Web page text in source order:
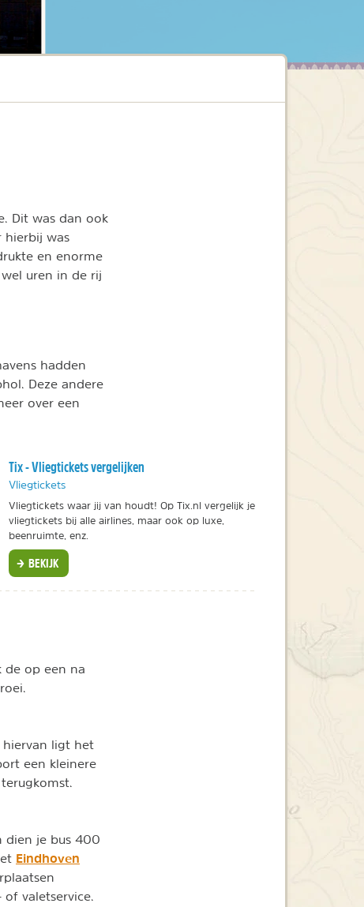
Dit was dan ook
hierbij was
en enorme
uren in de rij
hadden
Deze andere
over een
Tix - Vliegtickets vergelijken
Vliegtickets
Vliegtickets waar jij van houdt! Op Tix.nl vergelijk je
vliegtickets bij alle airlines, maar ook op luxe,
beenruimte, enz.
BEKIJK
de op een na
hiervan ligt het
een kleinere
dien je bus 400
Eindhoven
valetservice.